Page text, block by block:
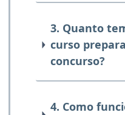
3. Quanto
curso
concurso?
4. Como